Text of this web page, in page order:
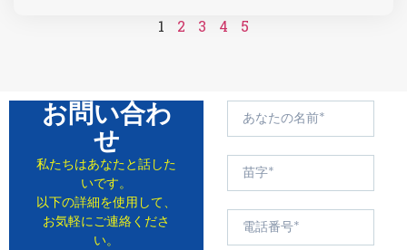
1 2 3 4 5
お問い合わ
せ
私たちはあなたと話した
いです。
以下の詳細を使用して、
お気軽にご連絡くださ
い。